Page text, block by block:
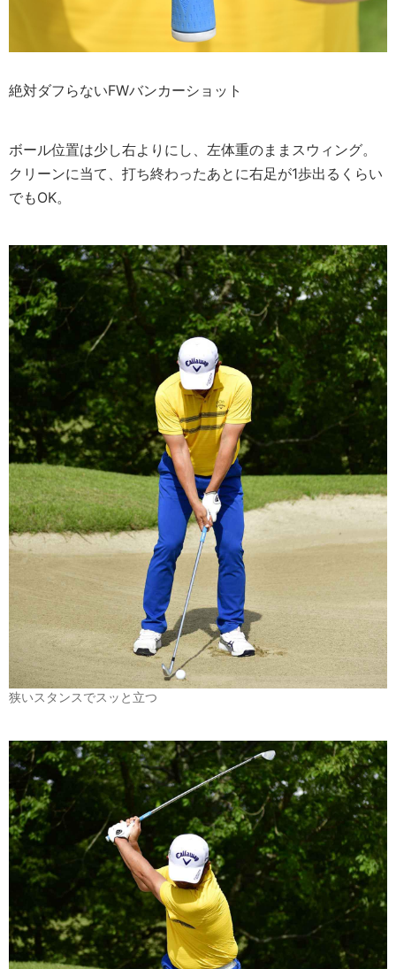
絶対ダフらないFWバンカーショット
ボール位置は少し右よりにし、左体重のままスウィング。
クリーンに当て、打ち終わったあとに右足が1歩出るくらい
でもOK。
狭いスタンスでスッと立つ